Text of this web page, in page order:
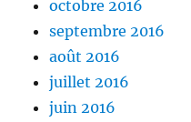
octobre 2016
septembre 2016
août 2016
juillet 2016
juin 2016